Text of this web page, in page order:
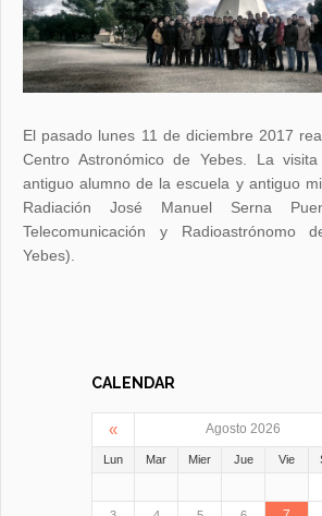
El pasado lunes 11 de diciembre 2017
Centro Astronómico de Yebes. La
antiguo alumno de la escuela y antiguo
Radiación José Manuel Serna
Telecomunicación y Radioastrónomo
Yebes).
CALENDAR
« Agosto 2026
Lun Mar Mier Jue Vie